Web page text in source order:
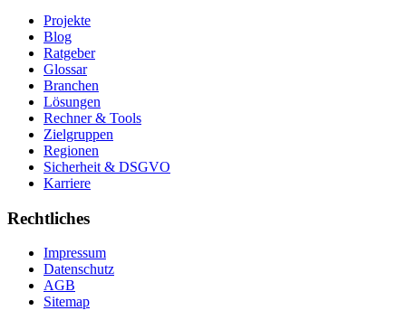
Projekte
Blog
Ratgeber
Glossar
Branchen
Lösungen
Rechner & Tools
Zielgruppen
Regionen
Sicherheit & DSGVO
Karriere
Rechtliches
Impressum
Datenschutz
AGB
Sitemap